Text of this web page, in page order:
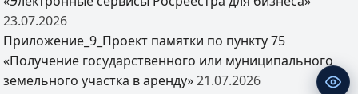
23.07.2026
Приложение_9_Проект памятки по пункту 75
«Получение государственного или муниципального
земельного участка в аренду» 21.07.2026